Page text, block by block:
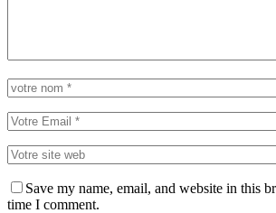
Save my name, email, and website in this
time I comment.